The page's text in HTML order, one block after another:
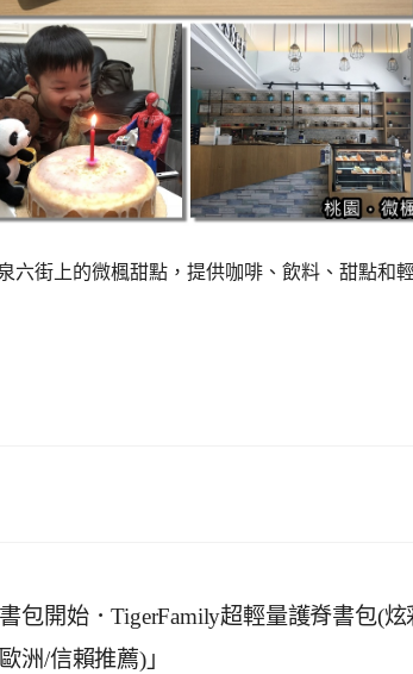
六街上的微楓甜點，提供咖啡、飲料、甜點和
包開始．TigerFamily超輕量護脊書包(
洲/信賴推薦)」